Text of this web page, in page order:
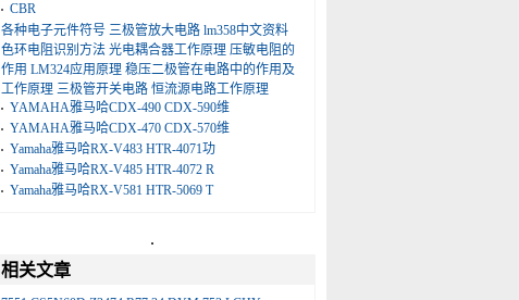
CBR
各种电子元件符号 三极管放大电路 lm358中文资料
色环电阻识别方法 光电耦合器工作原理 压敏电阻的
作用 LM324应用原理 稳压二极管在电路中的作用及
工作原理 三极管开关电路 恒流源电路工作原理
YAMAHA雅马哈CDX-490 CDX-590维
YAMAHA雅马哈CDX-470 CDX-570维
Yamaha雅马哈RX-V483 HTR-4071功
Yamaha雅马哈RX-V485 HTR-4072 R
Yamaha雅马哈RX-V581 HTR-5069 T
.
相关文章